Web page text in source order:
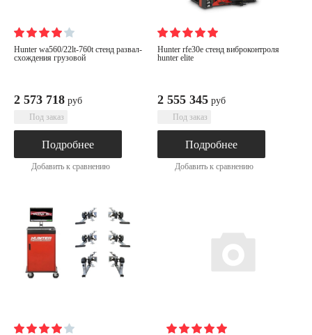
hunter wa560/22lt-760t стенд развал-
схождения грузовой
2 573 718 руб
Под заказ
Подробнее
Добавить к сравнению
hunter rfe30e cтенд виброконтроля
hunter elite
2 555 345 руб
Под заказ
Подробнее
Добавить к сравнению